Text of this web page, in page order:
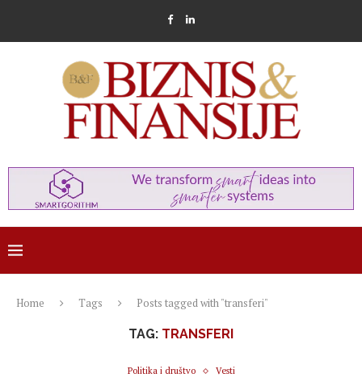
Home Tags Posts tagged with "transferi"
TAG: TRANSFERI
Politika i društvo Vesti